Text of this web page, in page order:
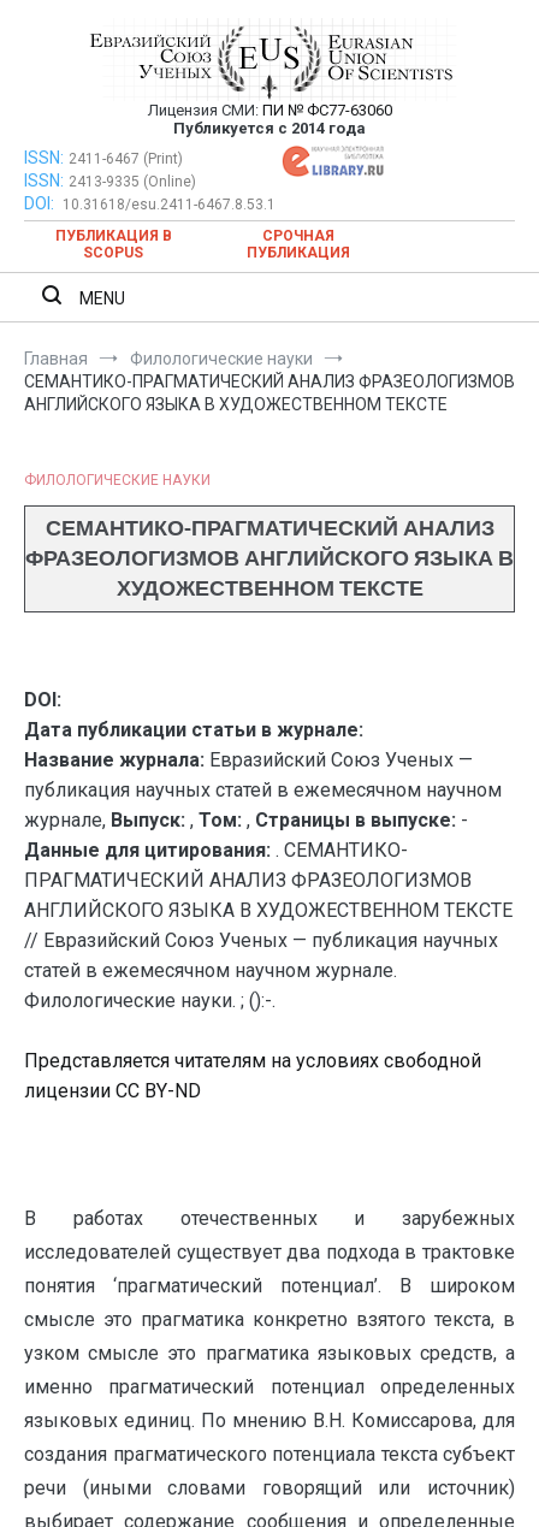
Евразийский Союз Ученых —
публикация научных статей в
ежемесячном научном журнале
Лицензия СМИ: ПИ № ФС77-63060
Публикуется с 2014 года
Евразийский Союз Ученых — публикация научных статей в
ежемесячном научном журнале
ISSN: 2411-6467 (Print)
ISSN: 2413-9335 (Online)
DOI:
10.31618/esu.2411-6467.8.53.1
ПУБЛИКАЦИЯ В
SCOPUS
СРОЧНАЯ
ПУБЛИКАЦИЯ
MENU
Главная
Филологические науки
СЕМАНТИКО-ПРАГМАТИЧЕСКИЙ АНАЛИЗ ФРАЗЕОЛОГИЗМОВ
АНГЛИЙСКОГО ЯЗЫКА В ХУДОЖЕСТВЕННОМ ТЕКСТЕ
ФИЛОЛОГИЧЕСКИЕ НАУКИ
СЕМАНТИКО-ПРАГМАТИЧЕСКИЙ АНАЛИЗ
ФРАЗЕОЛОГИЗМОВ АНГЛИЙСКОГО ЯЗЫКА В
ХУДОЖЕСТВЕННОМ ТЕКСТЕ
DOI:
Дата публикации статьи в журнале:
Название журнала: Евразийский Союз Ученых —
публикация научных статей в ежемесячном научном
журнале, Выпуск: , Том: , Страницы в выпуске: -
Данные для цитирования: . СЕМАНТИКО-
ПРАГМАТИЧЕСКИЙ АНАЛИЗ ФРАЗЕОЛОГИЗМОВ
АНГЛИЙСКОГО ЯЗЫКА В ХУДОЖЕСТВЕННОМ ТЕКСТЕ
// Евразийский Союз Ученых — публикация научных
статей в ежемесячном научном журнале.
Филологические науки. ; ():-.
Представляется читателям на условиях свободной
лицензии CC BY-ND
В работах отечественных и зарубежных
исследователей существует два подхода в трактовке
понятия ‘прагматический потенциал’. В широком
смысле это прагматика конкретно взятого текста, в
узком смысле это прагматика языковых средств, а
именно прагматический потенциал определенных
языковых единиц. По мнению В.Н. Комиссарова, для
создания прагматического потенциала текста субъект
речи (иными словами говорящий или источник)
выбирает содержание сообщения и определенные